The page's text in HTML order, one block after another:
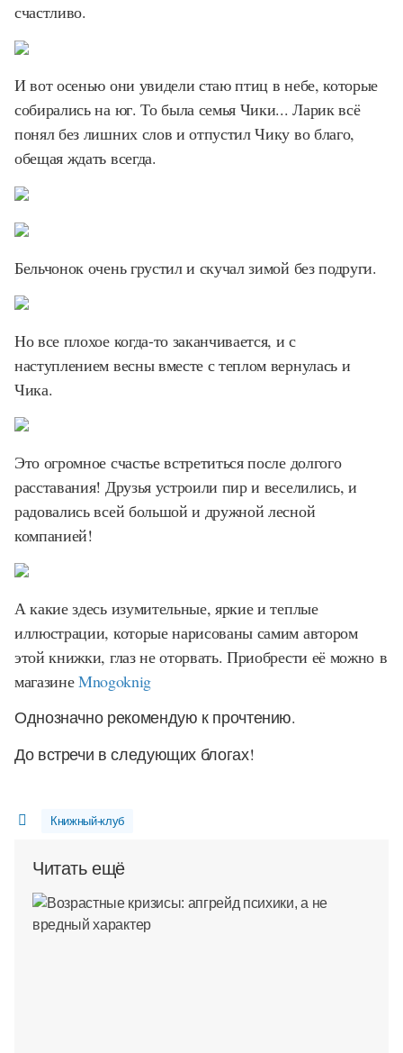
счастливо.
И вот осенью они увидели стаю птиц в небе, которые
собирались на юг. То была семья Чики... Ларик всё
понял без лишних слов и отпустил Чику во благо,
обещая ждать всегда.
Бельчонок очень грустил и скучал зимой без подруги.
Но все плохое когда-то заканчивается, и с
наступлением весны вместе с теплом вернулась и
Чика.
Это огромное счастье встретиться после долгого
расставания! Друзья устроили пир и веселились, и
радовались всей большой и дружной лесной
компанией!
А какие здесь изумительные, яркие и теплые
иллюстрации, которые нарисованы самим автором
этой книжки, глаз не оторвать. Приобрести её можно в
магазинеMnogoknig
Однозначно рекомендую к прочтению.
До встречи в следующих блогах!
Книжный-клуб
Читать ещё